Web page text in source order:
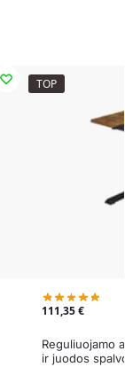
TOP
111,35€
Reguliuojamo
ir juodos